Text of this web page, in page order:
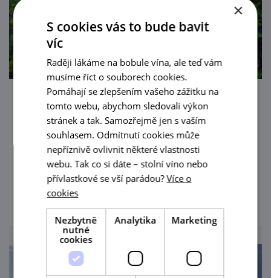
Trail of Life - cykloresort Strážnicko
Nedaleko Strážnice existuje cyklistův
splněný sen. Stav nirvány přináší 5 MTB
okruhů se singletraily v nedotčené přírodě
Bílých Karpat.
prohlédnout
×
S cookies vás to bude bavit
víc
Raději lákáme na bobule vína, ale teď vám
musíme říct o souborech cookies.
Pomáhají se zlepšením vašeho zážitku na
tomto webu, abychom sledovali výkon
stránek a tak. Samozřejmě jen s vaším
souhlasem. Odmítnutí cookies může
nepříznivě ovlivnit některé vlastnosti
webu. Tak co si dáte – stolní víno nebo
přívlastkové se vší parádou?Více o
cookies
Nezbytně
nutné
cookies
Analytika Marketing